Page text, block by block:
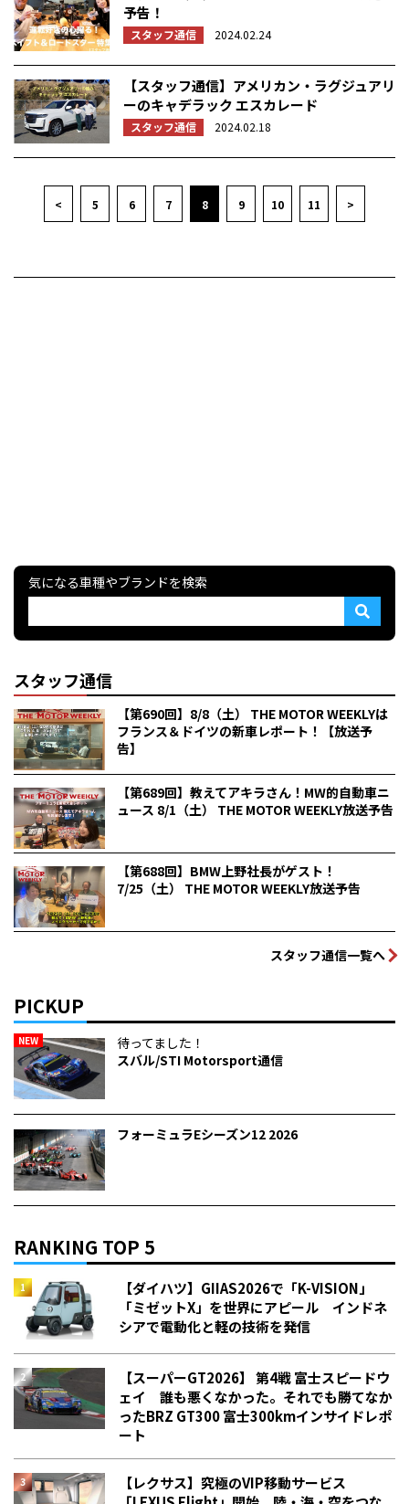
予告！
スタッフ通信 2024.02.24
【スタッフ通信】アメリカン・ラグジュアリ
ーのキャデラック エスカレード
スタッフ通信 2024.02.18
< 5 6 7 8 9 10 11 >
気になる車種やブランドを検索
スタッフ通信
【第690回】8/8（土） THE MOTOR WEEKLYは
フランス＆ドイツの新車レポート！【放送予
告】
【第689回】教えてアキラさん！MW的自動車ニ
ュース 8/1（土） THE MOTOR WEEKLY放送予告
【第688回】BMW上野社長がゲスト！
7/25（土） THE MOTOR WEEKLY放送予告
スタッフ通信一覧へ
PICKUP
NEW
待ってました！
スバル/STI Motorsport通信
フォーミュラEシーズン12 2026
RANKING TOP 5
【ダイハツ】GIIAS2026で「K-VISION」
「ミゼットX」を世界にアピール インドネ
シアで電動化と軽の技術を発信
【スーパーGT2026】 第4戦 富士スピードウ
ェイ 誰も悪くなかった。それでも勝てなか
った――BRZ GT300 富士300kmインサイドレポ
ート
【レクサス】究極のVIP移動サービス